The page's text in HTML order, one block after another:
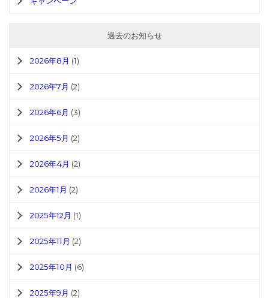
過去のお知らせ
2026年8月 (1)
2026年7月 (2)
2026年6月 (3)
2026年5月 (2)
2026年4月 (2)
2026年1月 (2)
2025年12月 (1)
2025年11月 (2)
2025年10月 (6)
2025年9月 (2)